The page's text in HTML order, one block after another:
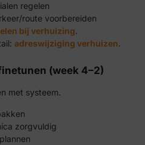
regelen
route voorbereiden
bij verhuizing.
adreswijziging verhuizen.
(week 4–2)
met systeem.
zorgvuldig